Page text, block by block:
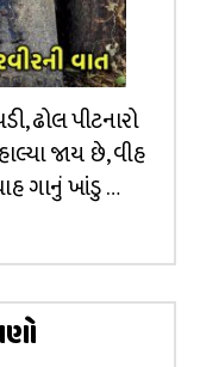
ઢોલ પીટનારો
જાય છે, વીહ
ગાનું ખાંડુ …